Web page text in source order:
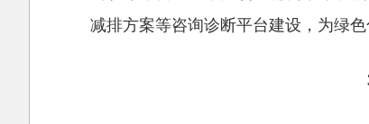
减排方案等咨询诊断平台建设，为绿色